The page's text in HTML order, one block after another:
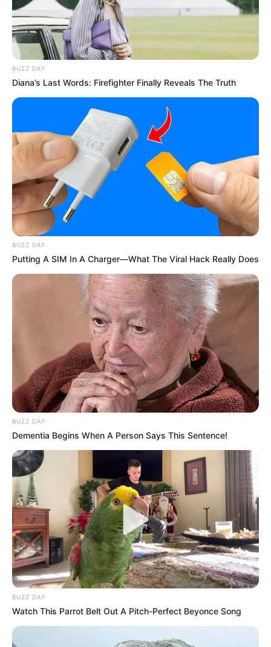
Δεν χρωστάμε σε κανέναν,
αυτοί χρωστούν σε εμάς τα
πάντα
Η επιστήμη θα πρέπει να
ανήκει στους ανθρώπους και
ΓΙΑΤΙ ΑΠΟΦΑΣΗΣΑ ΝΑ
ΓΡΑΨΩ
ΠΟΙΟΣ ΣΚΟΤΩΣΕ ΤΟΝ
ΚΑΠΟΔΙΣΤΡΙΑ;;[Η δολοφονία
του Καποδίστρια – Ποιοι
ήταν οι πραγματικοί...
Υγειονομικοί: Επιστολή-κόλαφος στην
επέτειο των αναστολών..
Παρασκευή, 2 Σεπτεμβρίου 2022, 15:39
Υγειονομικοί: Επιστολή-κόλαφος στην επέτειο των...
REINER FUELLMICH ΓΙΑ ΤΗΝ
ΝΥΡΕΜΒΕΡΓΗ 2: «ΣΕ 2 ΕΩΣ 3
ΕΒΔΟΜΑΔΕΣ, ΘΑ...
Η Εκδικητική μανία της
κυβέρνησης Μητσοτάκη
εναντίον αυτού που έβγαλε
την αλήθεια...
BUZZ DAY
Diana’s Last Words: Firefighter Finally Reveals The Truth
BUZZ DAY
Putting A SIM In A Charger—What The Viral Hack Really Does
BUZZ DAY
Dementia Begins When A Person Says This Sentence!
BUZZ DAY
Watch This Parrot Belt Out A Pitch-Perfect Beyonce Song